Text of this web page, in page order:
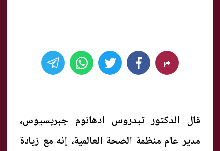
قال الدكتور تيدروس ادهانوم جبريسيوس،
مدير عام منظمة الصحة العالمية، إنه مع زيادة